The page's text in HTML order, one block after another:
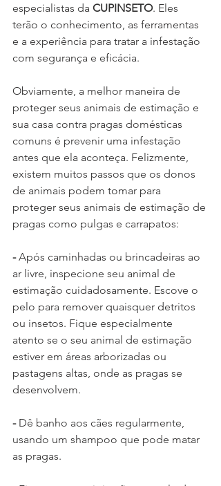
especialistas da CUPINSETO. Eles
terão o conhecimento, as ferramentas
e a experiência para tratar a infestação
com segurança e eficácia.
Obviamente, a melhor maneira de
proteger seus animais de estimação e
sua casa contra pragas domésticas
comuns é prevenir uma infestação
antes que ela aconteça. Felizmente,
existem muitos passos que os donos
de animais podem tomar para
proteger seus animais de estimação de
pragas como pulgas e carrapatos:
- Após caminhadas ou brincadeiras ao
ar livre, inspecione seu animal de
estimação cuidadosamente. Escove o
pelo para remover quaisquer detritos
ou insetos. Fique especialmente
atento se o seu animal de estimação
estiver em áreas arborizadas ou
pastagens altas, onde as pragas se
desenvolvem.
- Dê banho aos cães regularmente,
usando um shampoo que pode matar
as pragas.